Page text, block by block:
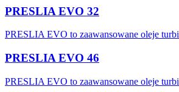
PRESLIA EVO 32
PRESLIA EVO to zaawansowane oleje
PRESLIA EVO 46
PRESLIA EVO to zaawansowane oleje